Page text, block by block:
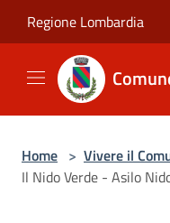
Regione Lombardia
Home > Vivere il
Il Nido Verde - Asilo